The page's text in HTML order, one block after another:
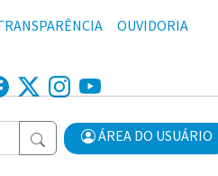
OUVIDORIA
ÁREA DO USUÁRIO